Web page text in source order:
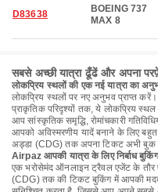
D83638
BOEING 737
MAX 8
सबसे अच्छी यात्रा ढूँढें और अपना
लोकप्रिय स्थलों की एक नई यात्रा का
लोकप्रिय स्थलों पर नए अनुभव प्राप्त
प्राकृतिक परिदृश्यों तक, ये लोकप्रिय
आप सांस्कृतिक समृद्धि, रोमांचकारी
आपको अविस्मरणीय यादें बनाने के लिए
अड्डा (CDG) तक अपना टिकट अभी
Airpaz आपकी यात्रा के लिए निर्बाध
एक भरोसेमंद ऑनलाइन ट्रैवल एजेंट के तौर
(CDG) तक की टिकट बुकिंग में आपकी मदद